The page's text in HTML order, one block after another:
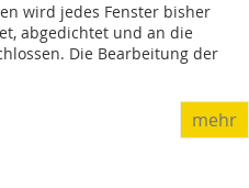
wird jedes Fenster bisher
abgedichtet und an die
Die Bearbeitung der
mehr